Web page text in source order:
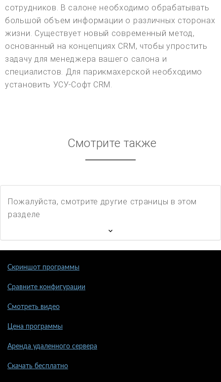
сотрудников. В салоне необходимо обрабатывать
большой объем информации о различных сторонах
жизни. Существует новый современный метод,
основанный на концепциях CRM, чтобы упростить
задачу для менеджера вашего салона и
специалистов. Для парикмахерской необходимо
установить УСУ-Софт CRM.
Смотрите также
Пожалуйста, смотрите другие страницы в этом
разделе
Скриншот программы
Сравните конфигурации
Смотреть видео
Цена программы
Аренда удаленного сервера
Скачать бесплатно